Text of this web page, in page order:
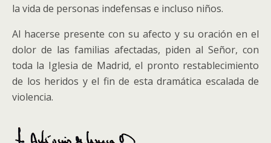
la vida de personas indefensas e incluso niños.
Al hacerse presente con su afecto y su oración en el
dolor de las familias afectadas, piden al Señor, con
toda la Iglesia de Madrid, el pronto restablecimiento
de los heridos y el fin de esta dramática escalada de
violencia.